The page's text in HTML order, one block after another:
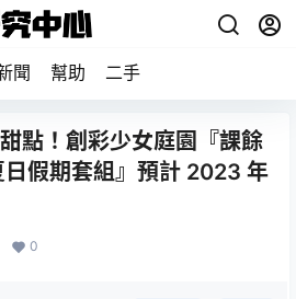
聞 幫助 二手
點！創彩少女庭園『課餘
假期套組』預計 2023 年
0